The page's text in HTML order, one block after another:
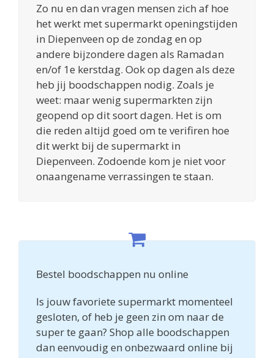
Zo nu en dan vragen mensen zich af hoe
het werkt met supermarkt openingstijden
in Diepenveen op de zondag en op
andere bijzondere dagen als Ramadan
en/of 1e kerstdag. Ook op dagen als deze
heb jij boodschappen nodig. Zoals je
weet: maar wenig supermarkten zijn
geopend op dit soort dagen. Het is om
die reden altijd goed om te verifiren hoe
dit werkt bij de supermarkt in
Diepenveen. Zodoende kom je niet voor
onaangename verrassingen te staan.
Bestel boodschappen nu online
Is jouw favoriete supermarkt momenteel
gesloten, of heb je geen zin om naar de
super te gaan? Shop alle boodschappen
dan eenvoudig en onbezwaard online bij